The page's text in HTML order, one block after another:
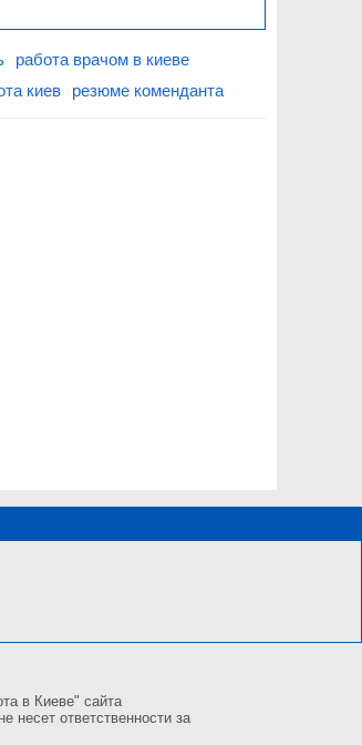
работа врачом в киеве
киев резюме коменданта
в Киеве" сайта
несет ответственности за